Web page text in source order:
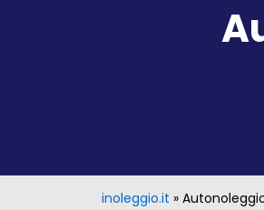
inoleggio.it »